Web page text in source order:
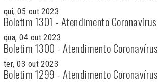
qui, 05 out 2023
Boletim 1301 - Atendimento Coronavírus
qua, 04 out 2023
Boletim 1300 - Atendimento Coronavírus
ter, 03 out 2023
Boletim 1299 - Atendimento Coronavírus